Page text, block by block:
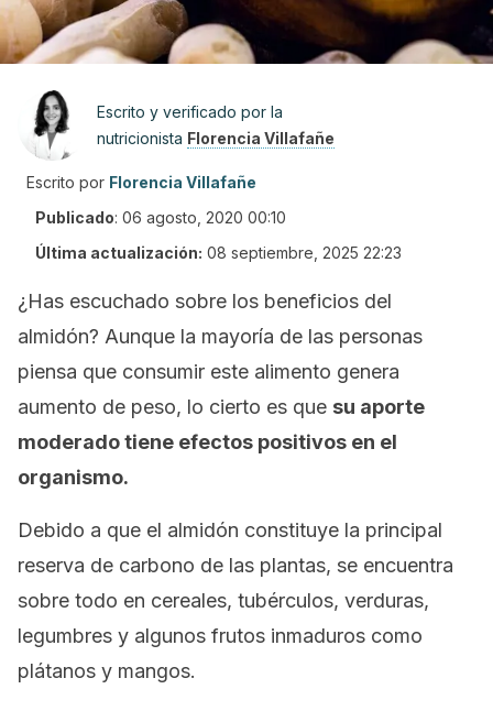
Escrito y verificado por la
nutricionista Florencia Villafañe
Escrito por Florencia Villafañe
Publicado: 06 agosto, 2020 00:10
Última actualización: 08 septiembre, 2025 22:23
¿Has escuchado sobre los beneficios del
almidón? Aunque la mayoría de las personas
piensa que consumir este alimento genera
aumento de peso, lo cierto es que su aporte
moderado tiene efectos positivos en el
organismo.
Debido a que el almidón constituye la principal
reserva de carbono de las plantas, se encuentra
sobre todo en cereales, tubérculos, verduras,
legumbres y algunos frutos inmaduros como
plátanos y mangos.